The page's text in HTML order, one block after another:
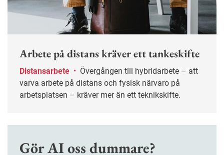
Arbete på distans kräver ett tankeskifte
Distansarbete •
varva arbete på distans och fysisk närvaro på
arbetsplatsen – kräver mer än ett teknikskifte.
Gör AI oss dummare?